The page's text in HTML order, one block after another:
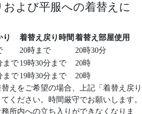
よび平服への着替えに
り 着替え戻り時間 着替え部屋使用
20時まで
20時30分
まで19時30分まで
20時
まで19時30分まで
20時
えをご希望の場合、上記「着替え戻り
ください。時間厳守でお願いします。
所内への立ち入りができなくなりま